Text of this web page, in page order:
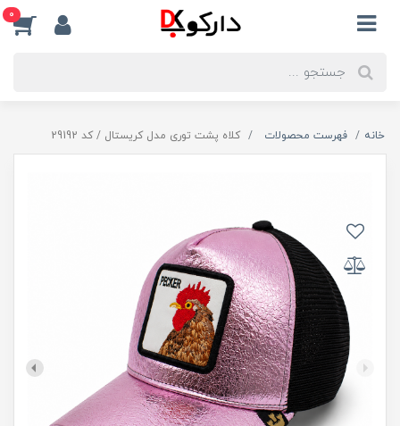
0
خانه فهرست محصولات کلاه پشت توری مدل کریستال / کد 29192